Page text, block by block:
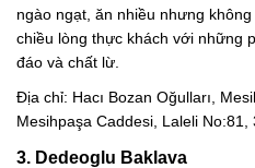
ngào ngạt, ăn nhiều nhưng
chiều lòng thực khách với những
đáo và chất lừ.
Địa chỉ: Hacı Bozan Oğulları,
Mesihpaşa Caddesi, Laleli No:81,
3. Dedeoglu Baklava